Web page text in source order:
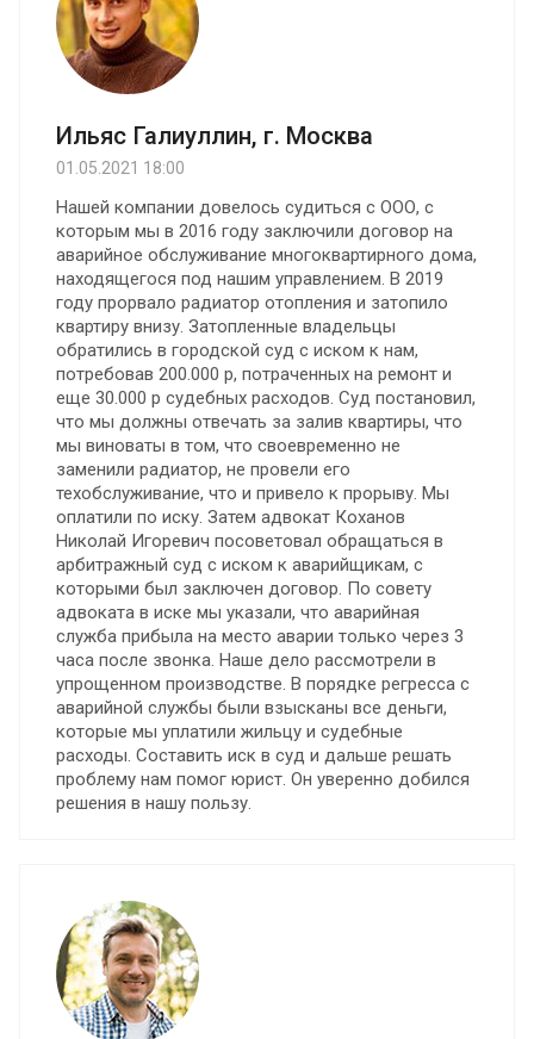
Ильяс Галиуллин, г. Москва
01.05.2021 18:00
Нашей компании довелось судиться с ООО, с
которым мы в 2016 году заключили договор на
аварийное обслуживание многоквартирного дома,
находящегося под нашим управлением. В 2019
году прорвало радиатор отопления и затопило
квартиру внизу. Затопленные владельцы
обратились в городской суд с иском к нам,
потребовав 200.000 р, потраченных на ремонт и
еще 30.000 р судебных расходов. Суд постановил,
что мы должны отвечать за залив квартиры, что
мы виноваты в том, что своевременно не
заменили радиатор, не провели его
техобслуживание, что и привело к прорыву. Мы
оплатили по иску. Затем адвокат Коханов
Николай Игоревич посоветовал обращаться в
арбитражный суд с иском к аварийщикам, с
которыми был заключен договор. По совету
адвоката в иске мы указали, что аварийная
служба прибыла на место аварии только через 3
часа после звонка. Наше дело рассмотрели в
упрощенном производстве. В порядке регресса с
аварийной службы были взысканы все деньги,
которые мы уплатили жильцу и судебные
расходы. Составить иск в суд и дальше решать
проблему нам помог юрист. Он уверенно добился
решения в нашу пользу.